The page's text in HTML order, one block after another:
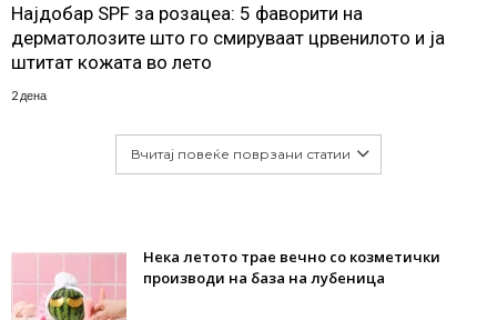
Најдобар SPF за розацеа: 5 фаворити на
дерматолозите што го смируваат црвенилото и ја
штитат кожата во лето
2 дена
Вчитај повеќе поврзани статии
Нека летото трае вечно со козметички
производи на база на лубеница